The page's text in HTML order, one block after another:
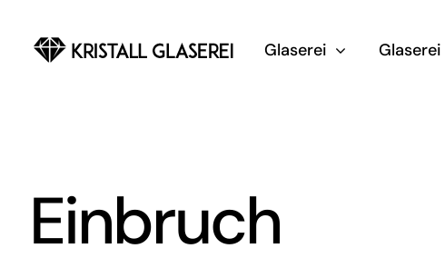
Inhalt
Glaserei
Einbruch